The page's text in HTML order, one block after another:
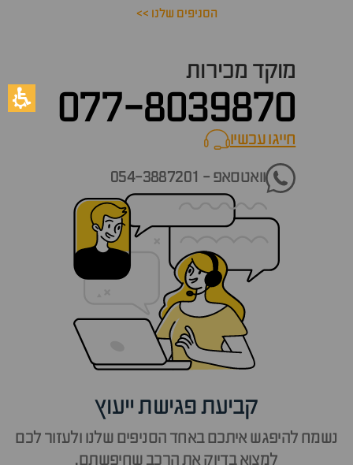
הסניפים שלנו >>
מוקד מכירות
077-8039870
חייגו עכשיוcall now
וואטסאפ - 054-3887201
קביעת פגישת ייעוץ
נשמח להיפגש איתכם באחד הסניפים שלנו ולעזור לכם
למצוא בדיוק את הרכב שחיפשתם.